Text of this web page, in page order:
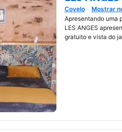
Abre numa
Covelo Mostrar
Apresentando uma
LES ANGES
gratuito e vista do